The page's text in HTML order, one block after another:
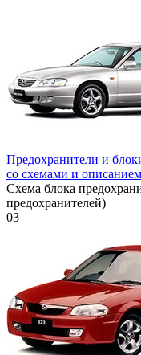
Предохранители и
со схемами и описанием
Схема блока
предохранителей)
03